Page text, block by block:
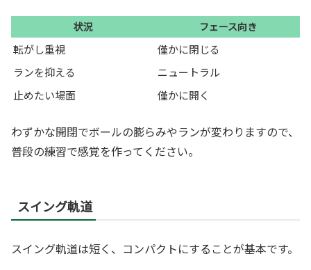
状況 フェース向き
転がし重視
僅かに閉じる
ランを抑える
ニュートラル
止めたい場面
僅かに開く
わずかな開閉でボールの膨らみやランが変わりますので、
普段の練習で感覚を作ってください。
スイング軌道
スイング軌道は短く、コンパクトにすることが基本です。